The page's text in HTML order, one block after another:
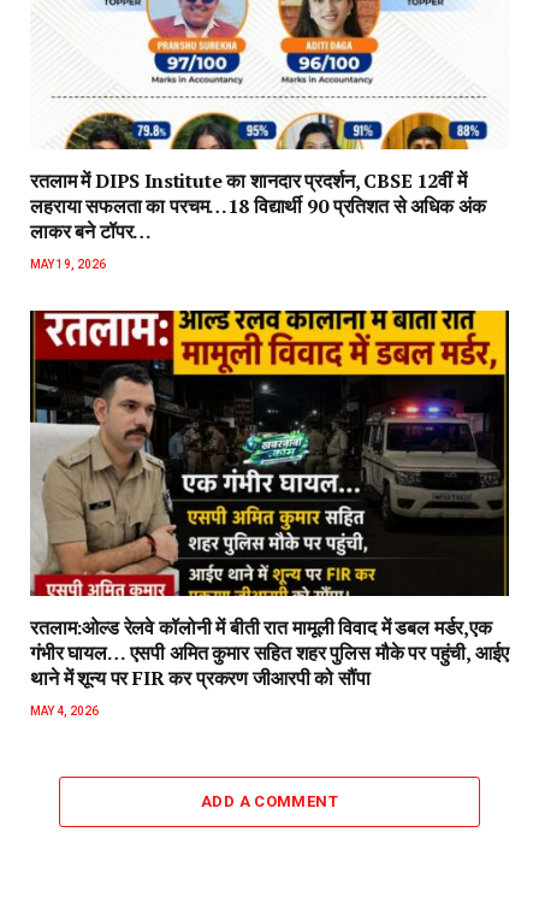
रतलाम में DIPS Institute का शानदार प्रदर्शन, CBSE 12वीं में
लहराया सफलता का परचम…18 विद्यार्थी 90 प्रतिशत से अधिक अंक
लाकर बने टॉपर…
MAY 19, 2026
रतलाम:ओल्ड रेलवे कॉलोनी में बीती रात मामूली विवाद में डबल मर्डर,एक
गंभीर घायल… एसपी अमित कुमार सहित शहर पुलिस मौके पर पहुंची, आईए
थाने में शून्य पर FIR कर प्रकरण जीआरपी को सौंपा
MAY 4, 2026
ADD A COMMENT